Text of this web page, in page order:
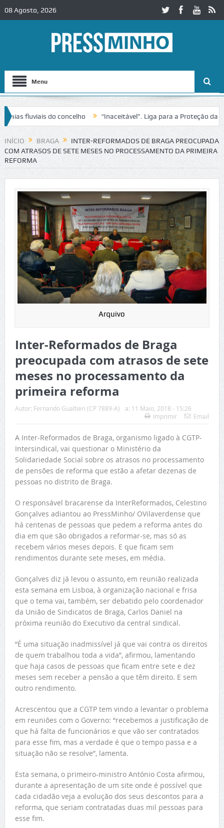
08 Agosto, 2026
Menu
fluviais do concelho “Inaceitável”. Liga para a Proteção da
no IC2 em Alcobaça Igreja do Castelo de Cerveira
INÍCIO BRAGA
INTER-REFORMADOS DE BRAGA PREOCUPADA
COM ATRASOS DE SETE MESES NO PROCESSAMENTO DA PRIMEIRA
REFORMA
Arquivo
Inter-Reformados de Braga
preocupada com atrasos de sete
meses no processamento da
primeira reforma
Autor: Fernando Gualtieri (CP 7889-A) a: 11 Maio, 2018 - 15:26
Imprimir
Email
A Inter-Reformados de Braga, organismo ligado à CGTP-
Intersindical, vai questionar o Ministério da
Solidariedade Social sobre os atrasos no processamento
de pensões de reforma que estão a afetar dezenas de
pessoas no distrito de Braga.
O responsável bracarense da InterReformados, Celestino
Gonçalves adiantou ao PressMinho/ OVilaverdense que
há centenas de pessoas que pedem a reforma antes do
dia em que são obrigados a reformar-se, mas só as
recebem vários meses depois. E que ficam sem
rendimentos durante sete meses, em média.
Gonçalves diz já levou o assunto, em reunião realizada
esta semana em Lisboa, à organização nacional e frisa
que o tema vai, também, ser debatido pelo coordenador
da União de Sindicatos de Braga, Carlos Daniel na
próxima reunião do Executivo da central sindical.
“É uma situação inadmissível já que vai contra os direitos
de quem trabalhou toda a vida”, afirmou, lamentando
que haja casos de pessoas que ficam entre sete e dez
meses sem receber a pensão a que têm direito. E sem
outro rendimento.
Acrescentou que a CGTP tem vindo a levantar o problema
em reuniões com o Governo: “recebemos a justificação de
que há falta de funcionários e que vão ser contratados
para esse fim, mas a verdade é que o tempo passa e a
situação não se resolve”, lamenta.
Esta semana, o primeiro-ministro António Costa afirmou,
durante a apresentação de um site onde é possível que
cada cidadão veja a evolução dos seus descontos para a
reforma, que seriam contratadas duas mil pessoas para
esse fim.